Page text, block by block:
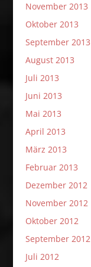
November 2013
Oktober 2013
September 2013
August 2013
Juli 2013
Juni 2013
Mai 2013
April 2013
März 2013
Februar 2013
Dezember 2012
November 2012
Oktober 2012
September 2012
Juli 2012